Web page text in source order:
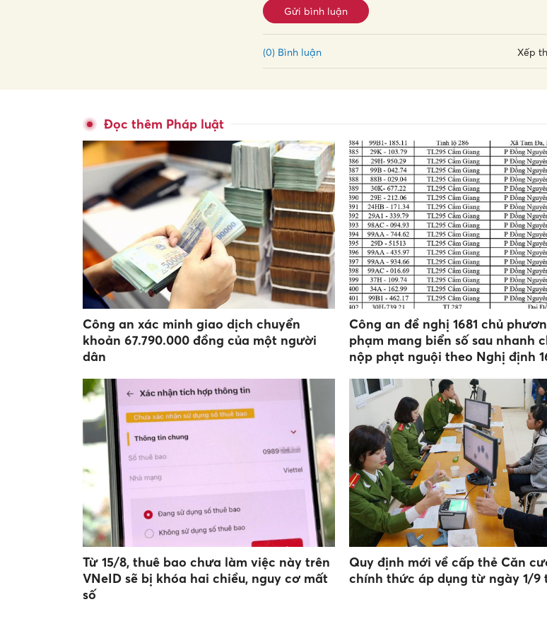
Gửi bình luận
(0) Bình luận Xếp
Đọc thêm Pháp luật
Công an xác minh giao dịch chuyển
khoản 67.790.000 đồng của một người
dân
Công an đề nghị 1681 chủ
phạm mang biển số sau nhanh
nộp phạt nguội theo Nghị định
Từ 15/8, thuê bao chưa làm việc này trên
VNeID sẽ bị khóa hai chiều, nguy cơ mất
số
Quy định mới về cấp thẻ Căn
chính thức áp dụng từ ngày 1/9